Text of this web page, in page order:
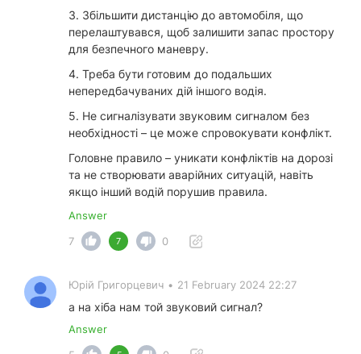
3. Збільшити дистанцію до автомобіля, що
перелаштувався, щоб залишити запас простору
для безпечного маневру.
4. Треба бути готовим до подальших
непередбачуваних дій іншого водія.
5. Не сигналізувати звуковим сигналом без
необхідності – це може спровокувати конфлікт.
Головне правило – уникати конфліктів на дорозі
та не створювати аварійних ситуацій, навіть
якщо інший водій порушив правила.
Answer
7
7 0
Юрій Григорцевич • 21 February 2024 22:27
а на хіба нам той звуковий сигнал?
Answer